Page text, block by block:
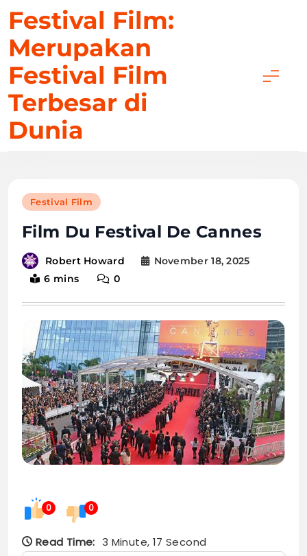
content
Festival Film:
Merupakan
Festival Film
Terbesar di
Dunia
Festival Film
Film Du Festival De Cannes
Robert Howard
November 18, 2025
6 mins
0
0 0
Read Time: 3 Minute, 17 Second